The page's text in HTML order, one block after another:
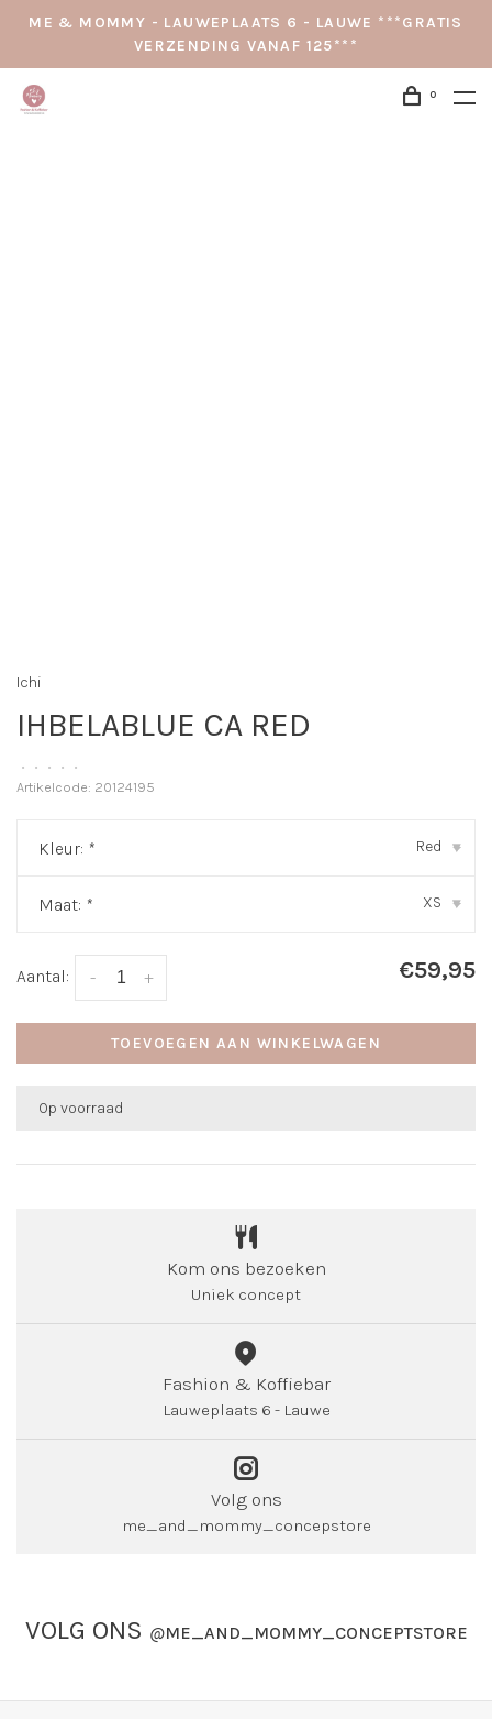
ME & MOMMY - LAUWEPLAATS 6 - LAUWE ***GRATIS
VERZENDING VANAF 125***
0
Ichi
IHBELABLUE CA RED
• • • •
•
Artikelcode: 20124195
Kleur: * Red ▾
Maat: * XS ▾
Aantal: +
- €59,95
TOEVOEGEN AAN WINKELWAGEN
Op voorraad
Kom ons bezoeken
Uniek concept
Fashion & Koffiebar
Lauweplaats 6 - Lauwe
Volg ons
me_and_mommy_concepstore
VOLG ONS @ME_AND_MOMMY_CONCEPTSTORE